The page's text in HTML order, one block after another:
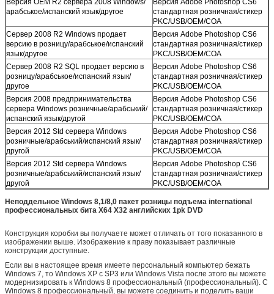
Версия OEM R2 сервера 2008 Windows/
арабськое/испанский язык/другое
Версия Adobe Photoshop CS6
стандартная розничная/стикер
PKC/USB/OEM/COA
Сервер 2008 R2 Windows продает
версию в розницу/арабськое/испанский
язык/другое
Версия Adobe Photoshop CS6
стандартная розничная/стикер
PKC/USB/OEM/COA
Сервер 2008 R2 SQL продает версию в
розницу/арабськое/испанский язык/
другое
Версия Adobe Photoshop CS6
стандартная розничная/стикер
PKC/USB/OEM/COA
Версия 2008 предпринимательства
сервера Windows розничные/арабський/
испанский язык/другой
Версия Adobe Photoshop CS6
стандартная розничная/стикер
PKC/USB/OEM/COA
Версия 2012 Std сервера Windows
розничные/арабський/испанский язык/
другой
Версия Adobe Photoshop CS6
стандартная розничная/стикер
PKC/USB/OEM/COA
Версия 2012 Std сервера Windows
розничные/арабський/испанский язык/
другой
Версия Adobe Photoshop CS6
стандартная розничная/стикер
PKC/USB/OEM/COA
Неподдельное Windows 8,1/8,0 пакет розницы подъема international
профессиональных бита X64 X32 английских 1pk DVD
Конструкция коробки вы получаете может отличать от того показанного в
изображении выше. Изображение к праву показывает различные
конструкции доступные.
Если вы в настоящее время имеете персональный компьютер бежать
Windows 7, то Windows XP с SP3 или Windows Vista после этого вы можете
модернизировать к Windows 8 профессиональный (профессиональный). С
Windows 8 профессиональный, вы можете соединить и поделить ваши